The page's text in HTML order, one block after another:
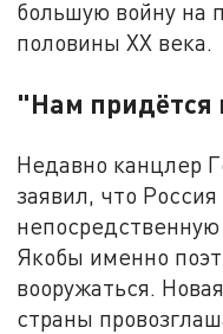
большую войну на
половины XX века.
"Нам придётся
Недавно канцлер
заявил, что
Якобы именно
вооружаться.
страны